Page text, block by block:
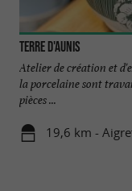
Terre d'Aunis
Atelier de création et
la porcelaine sont
pièces ...
19,6 km -